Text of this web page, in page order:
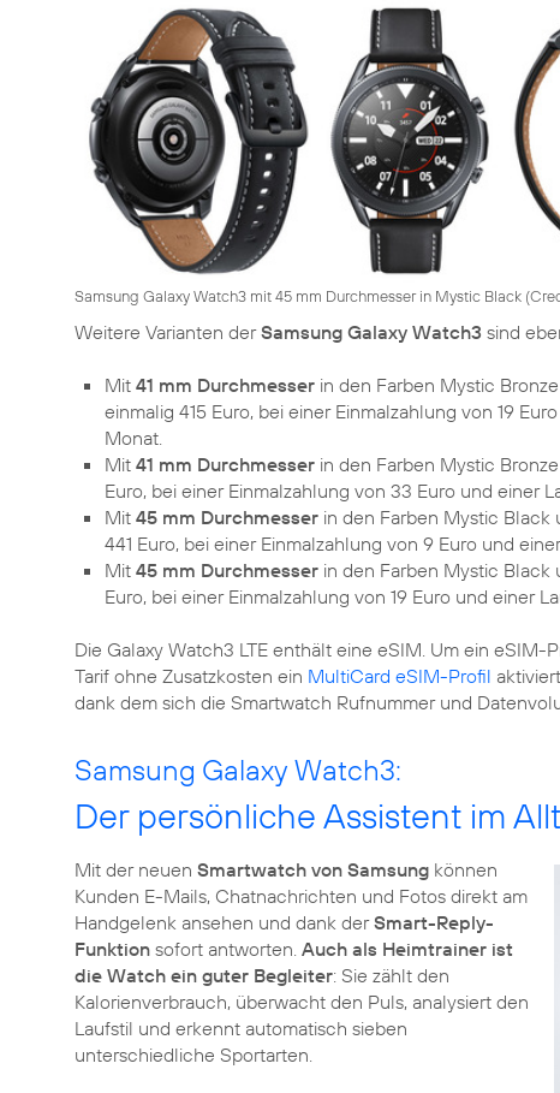
Samsung Galaxy Watch3 mit 45 mm Durchmesser in Mystic Black (
Weitere Varianten derSamsung Galaxy Watch3 sind
Mit 41 mm Durchmesser in den Farben Mystic
einmalig 415 Euro, bei einer Einmalzahlung von 19
Monat.
Mit 41 mm Durchmesser in den Farben Mystic
Euro, bei einer Einmalzahlung von 33 Euro und einer
Mit 45 mm Durchmesser in den Farben Mystic
441 Euro, bei einer Einmalzahlung von 9 Euro und
Mit 45 mm Durchmesser in den Farben Mystic
Euro, bei einer Einmalzahlung von 19 Euro und einer
Die Galaxy Watch3 LTE enthält eine eSIM. Um ein eSIM-
Tarif ohne Zusatzkosten ein MultiCard eSIM-Profil
dank dem sich die Smartwatch Rufnummer und
Samsung Galaxy Watch3:
Der persönliche Assistent im
Mit der neuen Smartwatch von Samsung können
Kunden E-Mails, Chatnachrichten und Fotos direkt am
Handgelenk ansehen und dank derSmart-Reply-
Funktion sofort antworten. Auch als Heimtrainer ist
die Watch ein guter Begleiter: Sie zählt den
Kalorienverbrauch, überwacht den Puls, analysiert den
Laufstil und erkennt automatisch sieben
unterschiedliche Sportarten.